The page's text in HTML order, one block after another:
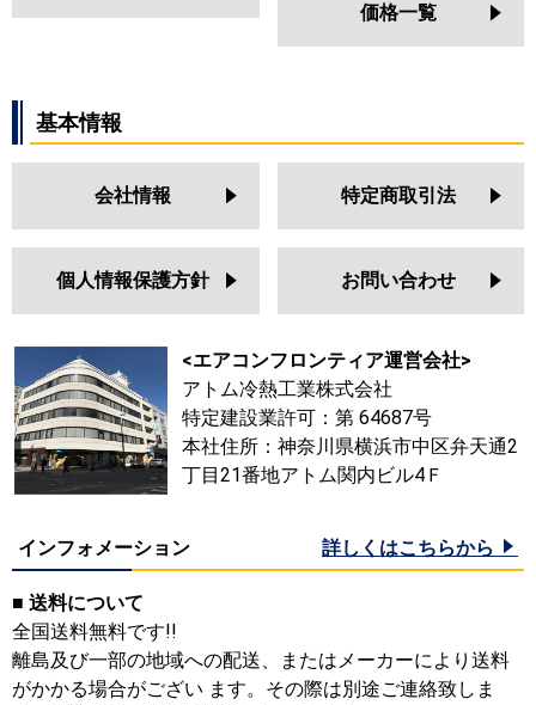
価格一覧
基本情報
会社情報 特定商取引法
個人情報保護方針 お問い合わせ
<エアコンフロンティア運営会社>
アトム冷熱工業株式会社
特定建設業許可：第 64687号
本社住所：神奈川県横浜市中区弁天通2
丁目21番地アトム関内ビル4Ｆ
インフォメーション 詳しくはこちらから
■ 送料について
全国送料無料です!!
離島及び一部の地域への配送、またはメーカーにより送料
がかかる場合がござい ます。その際は別途ご連絡致しま